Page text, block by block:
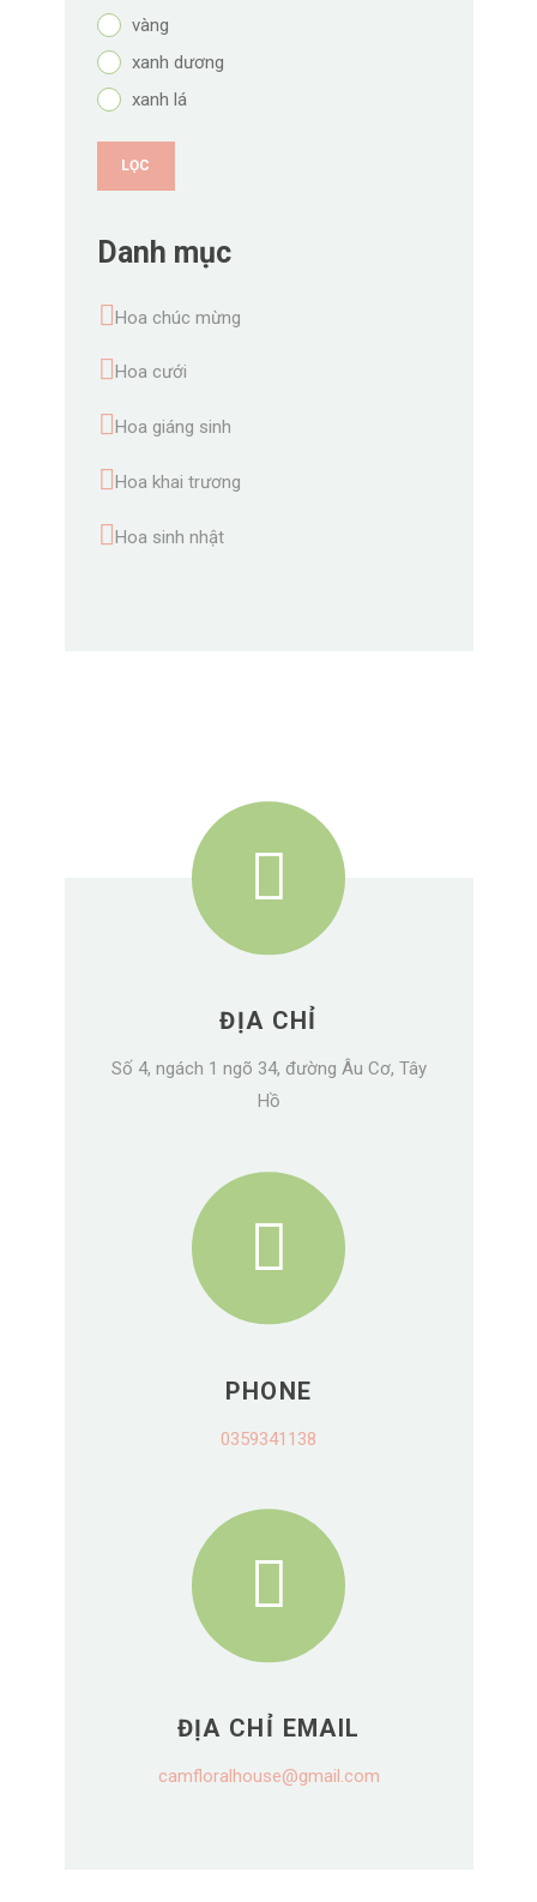
vàng
xanh dương
xanh lá
LỌC
Danh mục
Hoa chúc mừng
Hoa cưới
Hoa giáng sinh
Hoa khai trương
Hoa sinh nhật
ĐỊA CHỈ
Số 4, ngách 1 ngõ 34, đường Âu Cơ, Tây
Hồ
PHONE
0359341138
ĐỊA CHỈ EMAIL
camfloralhouse@gmail.com